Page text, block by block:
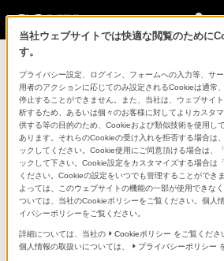
「できたらい
「安心」も
当社ウェブサイトでは快適な閲覧のために
す。
プライバシー設定、ログイン、フォームへの入力等、サ
用者のアクションに応じてのみ設定されるCookieは通常
停止することができません。また、当社は、ウェブサイ
析するため、あるいは個々のお客様に対してよりカスタ
供する等の目的のため、Cookieおよび類似技術を使用し
あります。それらのCookieの受け入れを拒否する場合は
ックしてください。Cookie使用にご同意頂ける場合は、
ックして下さい。Cookie設定をカスタマイズする場合は
ください。Cookieの設定をいつでも管理することができ
よっては、このウェブサイトの機能の一部が使用できな
ついては、当社のCookieポリシーをご覧ください。個人
イバシーポリシーをご覧ください。
詳細については、当社の Cookieポリシー をご覧くださ
個人情報の取扱いについては、
プライバシーポリシー